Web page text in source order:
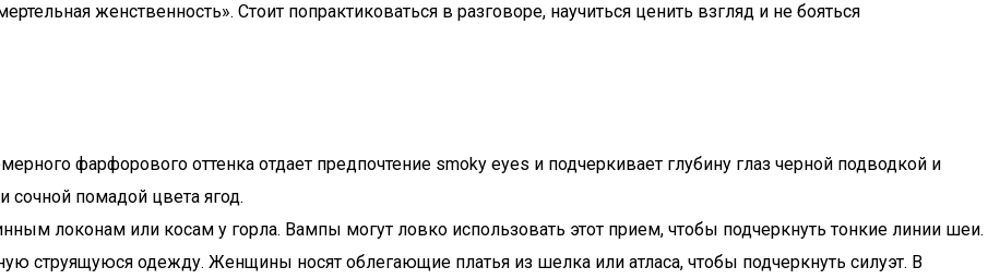
женственность». Стоит попрактиковаться в разговоре, научиться ценить взгляд и не бояться
фарфорового оттенка отдает предпочтение smoky eyes и подчеркивает глубину глаз черной подводкой и
помадой цвета ягод.
локонам или косам у горла. Вампы могут ловко использовать этот прием, чтобы подчеркнуть тонкие линии шеи.
струящуюся одежду. Женщины носят облегающие платья из шелка или атласа, чтобы подчеркнуть силуэт. В